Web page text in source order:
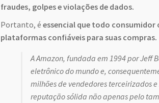
fraudes, golpes e violações de dados.
Portanto, é essencial que todo consumidor
plataformas confiáveis para suas compras.
A Amazon, fundada em 1994 por Jeff
eletrônico do mundo e,
milhões de vendedores terceirizados
reputação sólida não apenas pelo